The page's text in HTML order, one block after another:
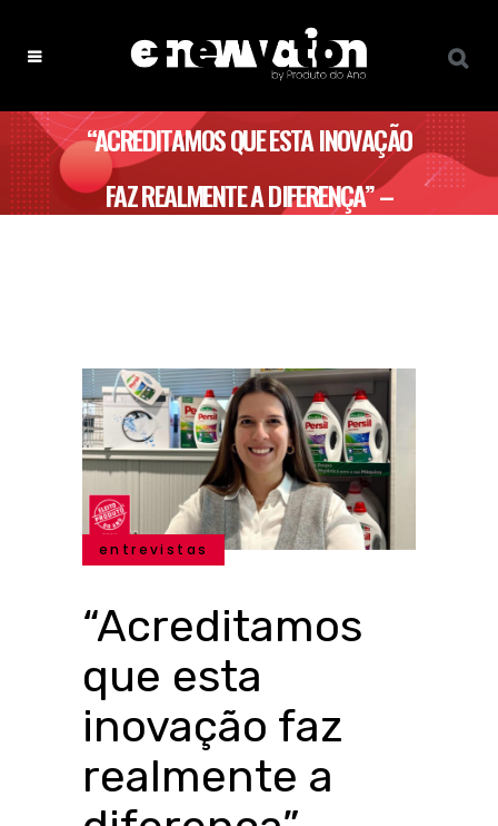
“ACREDITAMOS QUE ESTA INOVAÇÃO
FAZ REALMENTE A DIFERENÇA” –
entrevistas
“Acreditamos
que esta
inovação faz
realmente a